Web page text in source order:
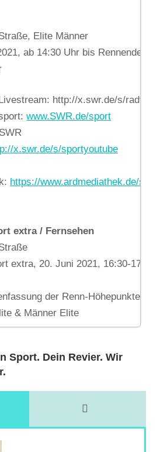
Elite Männer
ab 14:30 Uhr bis Rennende
http://x.swr.de/s/radflive
www.SWR.de/sport
x.swr.de/s/sportyoutube
https://www.ardmediathek.de/
extra / Fernsehen
extra, 20. Juni 2021, 16:30-17:15
der Renn-Höhepunkte
& Männer Elite
Sport. Dein Revier. Wir